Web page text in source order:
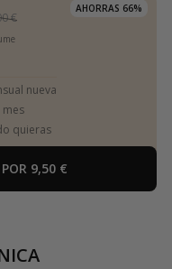
AHORRAS 66%
€
nueva
quieras
POR 9,50 €